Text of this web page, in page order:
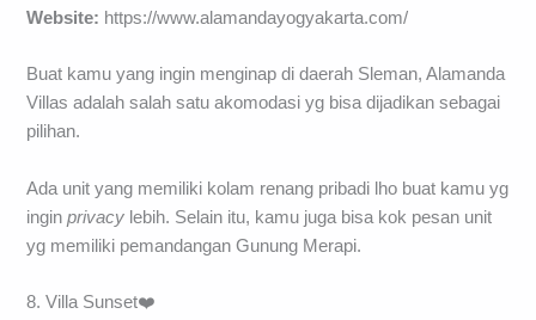
Website: https://www.alamandayogyakarta.com/
Buat kamu yang ingin menginap di daerah Sleman, Alamanda
Villas adalah salah satu akomodasi yg bisa dijadikan sebagai
pilihan.
Ada unit yang memiliki kolam renang pribadi lho buat kamu yg
inginprivacy lebih. Selain itu, kamu juga bisa kok pesan unit
yg memiliki pemandangan Gunung Merapi.
8. Villa Sunset❤️